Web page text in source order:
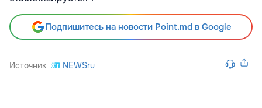
Подпишитесь на новости Point.md в Google
Источник NEWSru